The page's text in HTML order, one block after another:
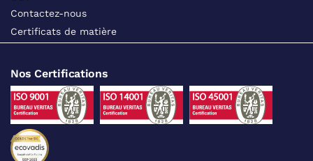
Contactez-nous
Certificats de matière
Nos Certifications